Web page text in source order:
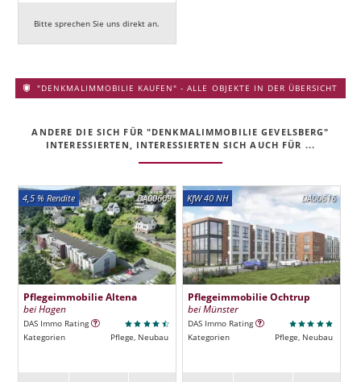
Bitte sprechen Sie uns direkt an.
"DENKMALIMMOBILIE KAUFEN" - ALLE OBJEKTE IN DER ÜBERSICHT
ANDERE DIE SICH FÜR "DENKMALIMMOBILIE GEVELSBERG"
INTERESSIERTEN, INTERESSIERTEN SICH AUCH FÜR ...
DA00609
4,5 % Rendite
Pflegeimmobilie Altena
bei Hagen
DAS Immo Rating
Kategorien
Pflege, Neubau
DA00616
KfW 40 NH
Pflegeimmobilie Ochtrup
bei Münster
DAS Immo Rating
Kategorien
Pflege, Neubau